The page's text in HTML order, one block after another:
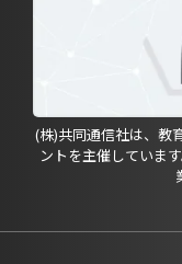
(株)共同通信社は、教
ントを主催していま